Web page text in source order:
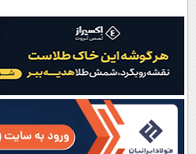
آرشیو
نظرسنجی
آب و هوا
اوقات شرعی
سواد زندگی